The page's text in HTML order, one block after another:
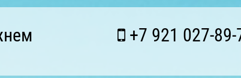
+7 921 027-89-